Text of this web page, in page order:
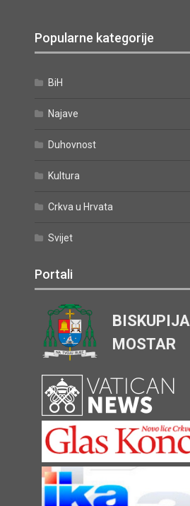
Popularne kategorije
BiH
Najave
Duhovnost
Kultura
Crkva u Hrvata
Svijet
Portali
BISKUPIJA
MOSTAR